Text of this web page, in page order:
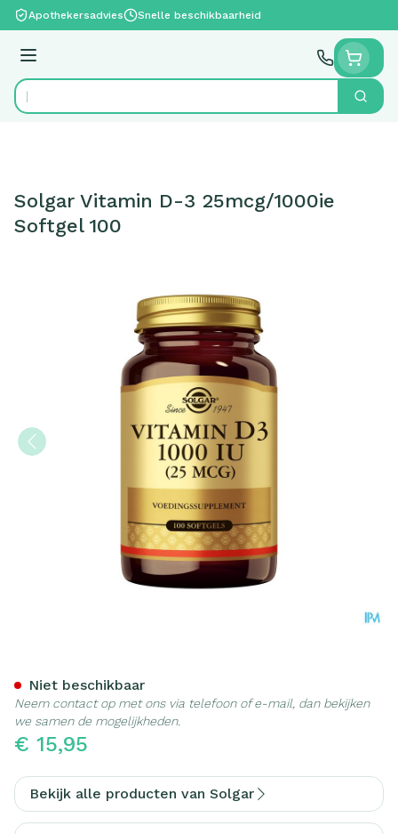
Ga naar de inhoud
Apothekersadvies Snelle beschikbaarheid
Menu
Product, merk, categorie... Zoek
Solgar Vitamin D-3 25mcg/1000ie
Softgel 100
€ 15,95
Niet beschikbaar
Neem contact op met ons via telefoon of e-mail, dan bekijken
we samen de mogelijkheden.
Bekijk alle producten van Solgar